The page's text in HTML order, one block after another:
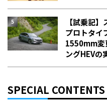
【試乗記
プロトタイ
1550mm変
ングHEVの
SPECIAL CONTENTS